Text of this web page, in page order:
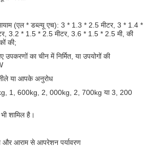
(एल * डब्ल्यू एच): 3 * 1.3 * 2.5 मीटर, 3 * 1.4 *
3.2 * 1.5 * 2.5 मीटर, 3.6 * 1.5 * 2.5 मी, की
की;
का चीन में निर्मित, या उपयोगों की
या आपके अनुरोध
1, 600kg, 2, 000kg, 2, 700kg या 3, 200
शामिल है।
और आराम से आपरेशन पर्यावरण